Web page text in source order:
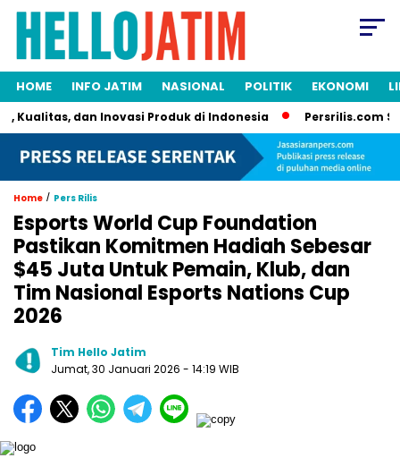
HOME INFO JATIM NASIONAL POLITIK EKONOMI
dan Inovasi Produk di Indonesia Persrilis.com Siap
Home / Pers Rilis
Esports World Cup Foundation
Pastikan Komitmen Hadiah Sebesar
$45 Juta Untuk Pemain, Klub, dan
Tim Nasional Esports Nations Cup
2026
Tim Hello Jatim
Jumat, 30 Januari 2026 - 14:19 WIB